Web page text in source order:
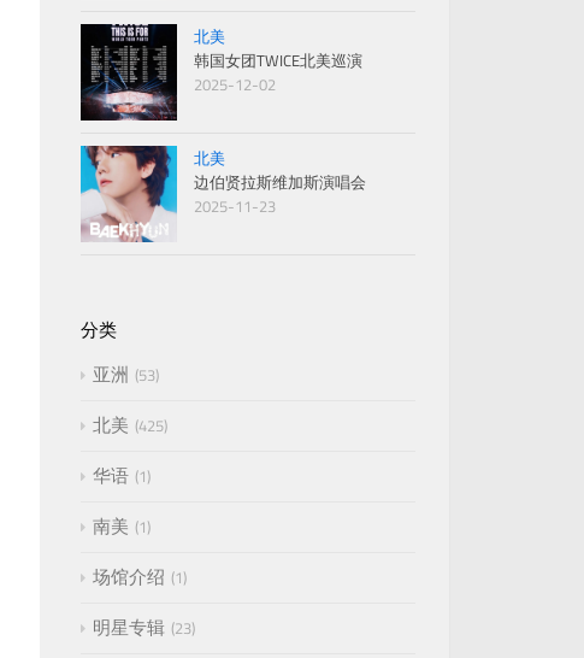
北美
韩国女团TWICE北美巡演
2025-12-02
北美
边伯贤拉斯维加斯演唱会
2025-11-23
分类
亚洲 53
北美 425
华语 1
南美 1
场馆介绍 1
明星专辑 23